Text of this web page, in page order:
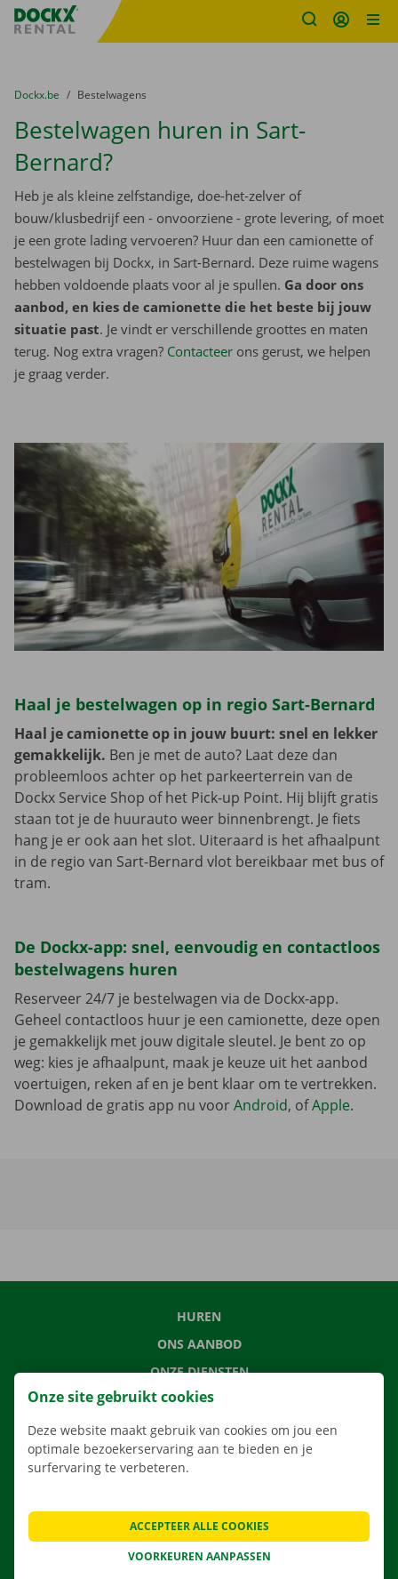
Fratello DEMO
U bevindt zich hier:
van
Dockx.be naar
Bestelwagens
Bestelwagen huren in Sart-
Bernard?
Heb je als kleine zelfstandige, doe-het-zelver of
bouw/klusbedrijf een - onvoorziene - grote levering, of moet
je een grote lading vervoeren? Huur dan een camionette of
bestelwagen bij Dockx, in Sart-Bernard. Deze ruime wagens
hebben voldoende plaats voor al je spullen. Ga door ons
aanbod, en kies de camionette die het beste bij jouw
situatie past. Je vindt er verschillende groottes en maten
terug. Nog extra vragen? Contacteer ons gerust, we helpen
je graag verder.
Haal je bestelwagen op in regio Sart-Bernard
Haal je camionette op in jouw buurt: snel en lekker
gemakkelijk. Ben je met de auto? Laat deze dan
probleemloos achter op het parkeerterrein van de
Dockx Service Shop of het Pick-up Point. Hij blijft gratis
staan tot je de huurauto weer binnenbrengt. Je fiets
hang je er ook aan het slot. Uiteraard is het afhaalpunt
in de regio van Sart-Bernard vlot bereikbaar met bus of
tram.
De Dockx-app: snel, eenvoudig en contactloos
bestelwagens huren
Reserveer 24/7 je bestelwagen via de Dockx-app.
Geheel contactloos huur je een camionette, deze open
je gemakkelijk met jouw digitale sleutel. Je bent zo op
weg: kies je afhaalpunt, maak je keuze uit het aanbod
voertuigen, reken af en je bent klaar om te vertrekken.
Download de gratis app nu voorAndroid, ofApple.
HUREN
ONS AANBOD
ONZE DIENSTEN
LOCATIES
APP
VERHUISOPLOSSINGEN
CONTACTEER ONS
VEELGESTELDE VRAGEN
Onze site gebruikt cookies
Deze website maakt gebruik van cookies om jou een
optimale bezoekerservaring aan te bieden en je
surfervaring te verbeteren.
VOORKEUREN AANPASSEN
ACCEPTEER ALLE COOKIES